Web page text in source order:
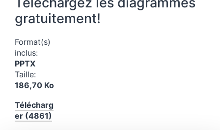
gratuitement!
Format(s)
inclus:
PPTX
Taille:
186,70 Ko
Télécharg
er (4861)